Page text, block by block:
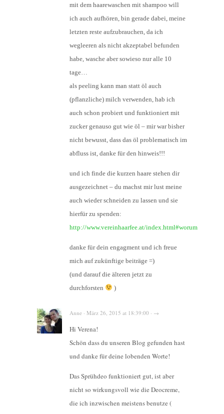
mit dem haarewaschen mit shampoo will
ich auch aufhören, bin gerade dabei, meine
letzten reste aufzubrauchen, da ich
wegleeren als nicht akzeptabel befunden
habe, wasche aber sowieso nur alle 10
tage…
als peeling kann man statt öl auch
(pflanzliche) milch verwenden, hab ich
auch schon probiert und funktioniert mit
zucker genauso gut wie öl – mir war bisher
nicht bewusst, dass das öl problematisch im
abfluss ist, danke für den hinweis!!!
und ich finde die kurzen haare stehen dir
ausgezeichnet – du machst mir lust meine
auch wieder schneiden zu lassen und sie
hierfür zu spenden:
http://www.vereinhaarfee.at/index.html#worum
danke für dein engagment und ich freue
mich auf zukünftige beiträge =)
(und darauf die älteren jetzt zu
durchforsten
)
Anne · März 26, 2015 at 18:39:00 · →
Hi Verena!
Schön dass du unseren Blog gefunden hast
und danke für deine lobenden Worte!
Das Sprühdeo funktioniert gut, ist aber
nicht so wirkungsvoll wie die Deocreme,
die ich inzwischen meistens benutze (